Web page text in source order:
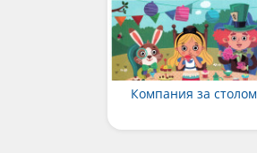
Компания за столом